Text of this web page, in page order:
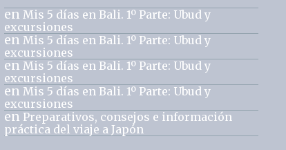
en Mis 5 días en Bali. 1º Parte: Ubud y
excursiones
en Mis 5 días en Bali. 1º Parte: Ubud y
excursiones
en Mis 5 días en Bali. 1º Parte: Ubud y
excursiones
en Mis 5 días en Bali. 1º Parte: Ubud y
excursiones
en Preparativos, consejos e información
práctica del viaje a Japón